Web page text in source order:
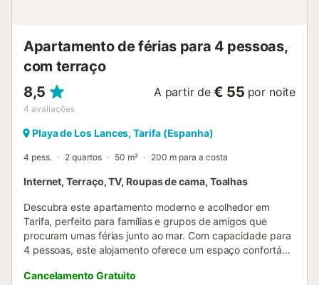
Apartamento de férias para 4 pessoas,
com terraço
8,5
4 avaliações
A partir de € 55 por noite
Playa de Los Lances, Tarifa (Espanha)
4 pess. 2 quartos 50 m² 200 m para a costa
Internet, Terraço, TV, Roupas de cama, Toalhas
Descubra este apartamento moderno e acolhedor em
Tarifa, perfeito para famílias e grupos de amigos que
procuram umas férias junto ao mar. Com capacidade para
4 pessoas, este alojamento oferece um espaço confortável
dispõe de dois quartos, incluindo uma cama de casal e
Cancelamento Gratuito